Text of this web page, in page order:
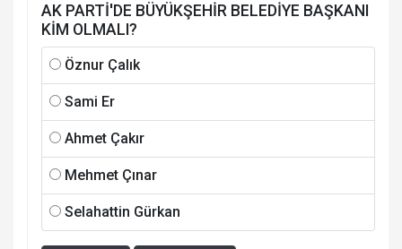
AK PARTİ'DE BÜYÜKŞEHİR BELEDİYE BAŞKANI
KİM OLMALI?
Öznur Çalık
Sami Er
Ahmet Çakır
Mehmet Çınar
Selahattin Gürkan